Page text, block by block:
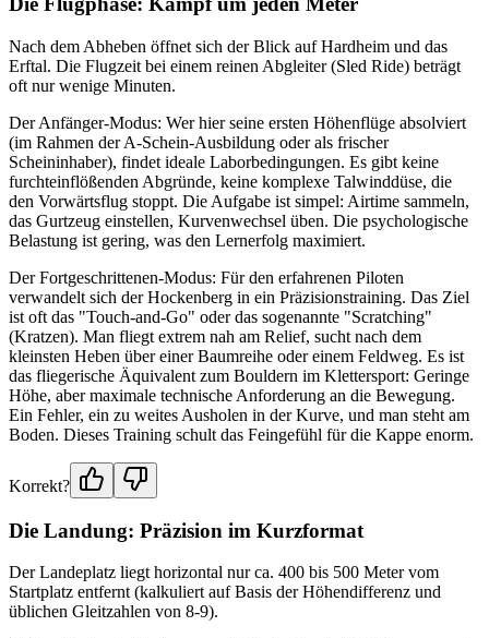
Nach dem Abheben öffnet sich der Blick auf Hardheim und das
Erftal. Die Flugzeit bei einem reinen Abgleiter (Sled Ride) beträgt
oft nur wenige Minuten.
Der Anfänger-Modus: Wer hier seine ersten Höhenflüge absolviert
(im Rahmen der A-Schein-Ausbildung oder als frischer
Scheininhaber), findet ideale Laborbedingungen. Es gibt keine
furchteinflößenden Abgründe, keine komplexe Talwinddüse, die
den Vorwärtsflug stoppt. Die Aufgabe ist simpel: Airtime sammeln,
das Gurtzeug einstellen, Kurvenwechsel üben. Die psychologische
Belastung ist gering, was den Lernerfolg maximiert.
Der Fortgeschrittenen-Modus: Für den erfahrenen Piloten
verwandelt sich der Hockenberg in ein Präzisionstraining. Das Ziel
ist oft das "Touch-and-Go" oder das sogenannte "Scratching"
(Kratzen). Man fliegt extrem nah am Relief, sucht nach dem
kleinsten Heben über einer Baumreihe oder einem Feldweg. Es ist
das fliegerische Äquivalent zum Bouldern im Klettersport: Geringe
Höhe, aber maximale technische Anforderung an die Bewegung.
Ein Fehler, ein zu weites Ausholen in der Kurve, und man steht am
Boden. Dieses Training schult das Feingefühl für die Kappe enorm.
Korrekt?
Die Landung: Präzision im Kurzformat
Der Landeplatz liegt horizontal nur ca. 400 bis 500 Meter vom
Startplatz entfernt (kalkuliert auf Basis der Höhendifferenz und
üblichen Gleitzahlen von 8-9).